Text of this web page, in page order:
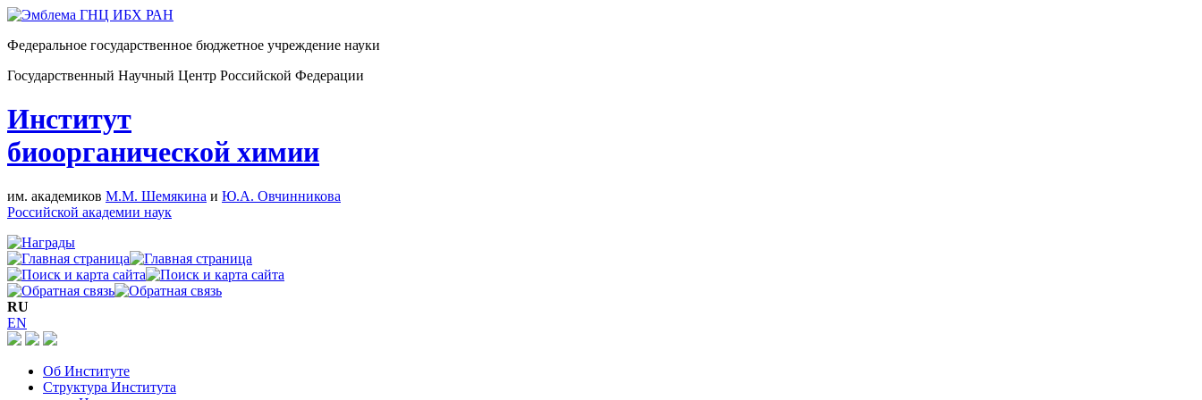
Федеральное государственное бюджетное учреждение науки
Государственный Научный Центр Российской Федерации
Институт
биоорганической химии
им. академиков М.М. Шемякина и Ю.А. Овчинникова
Российской академии наук
RU
EN
Об Институте
Структура Института